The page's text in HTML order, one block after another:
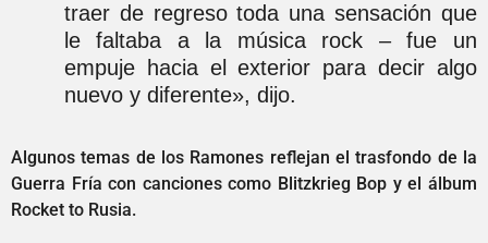
traer de regreso toda una sensación que
le faltaba a la música rock – fue un
empuje hacia el exterior para decir algo
nuevo y diferente», dijo.
Algunos temas de los Ramones reflejan el trasfondo de la
Guerra Fría con canciones como Blitzkrieg Bop y el álbum
Rocket to Rusia.